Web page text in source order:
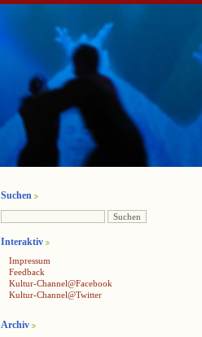
Suchen
Interaktiv
Impressum
Feedback
Kultur-Channel@Facebook
Kultur-Channel@Twitter
Archiv